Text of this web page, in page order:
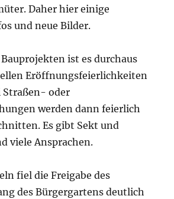
Daher hier einige
und neue Bilder.
ist es durchaus
Eröffnungsfeierlichkeiten
Straßen- oder
werden dann feierlich
Es gibt Sekt und
viele Ansprachen.
fiel die Freigabe des
des Bürgergartens deutlich